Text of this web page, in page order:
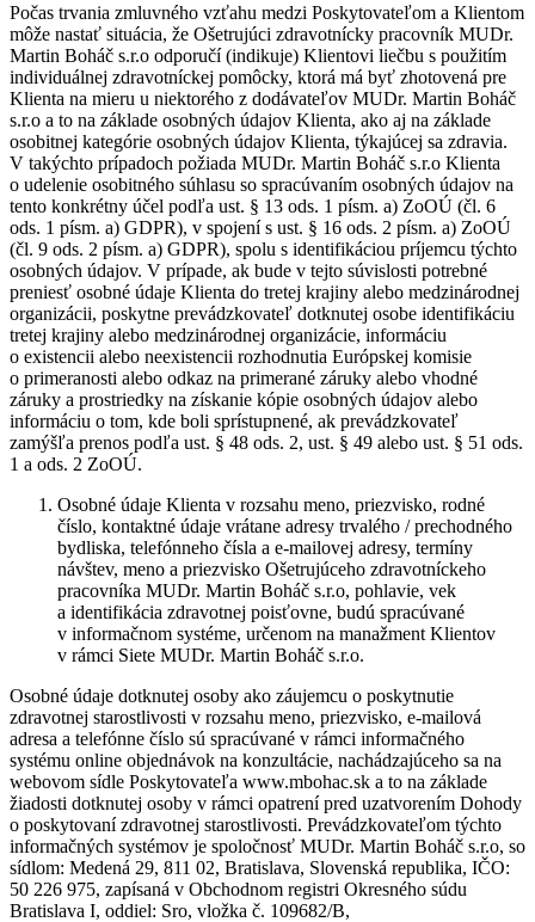
Počas trvania zmluvného vzťahu medzi Poskytovateľom a Klientom
môže nastať situácia, že Ošetrujúci zdravotnícky pracovník MUDr.
Martin Boháč s.r.o odporučí (indikuje) Klientovi liečbu s použitím
individuálnej zdravotníckej pomôcky, ktorá má byť zhotovená pre
Klienta na mieru u niektorého z dodávateľov MUDr. Martin Boháč
s.r.o a to na základe osobných údajov Klienta, ako aj na základe
osobitnej kategórie osobných údajov Klienta, týkajúcej sa zdravia.
V takýchto prípadoch požiada MUDr. Martin Boháč s.r.o Klienta
o udelenie osobitného súhlasu so spracúvaním osobných údajov na
tento konkrétny účel podľa ust. § 13 ods. 1 písm. a) ZoOÚ (čl. 6
ods. 1 písm. a) GDPR), v spojení s ust. § 16 ods. 2 písm. a) ZoOÚ
(čl. 9 ods. 2 písm. a) GDPR), spolu s identifikáciou príjemcu týchto
osobných údajov. V prípade, ak bude v tejto súvislosti potrebné
preniesť osobné údaje Klienta do tretej krajiny alebo medzinárodnej
organizácii, poskytne prevádzkovateľ dotknutej osobe identifikáciu
tretej krajiny alebo medzinárodnej organizácie, informáciu
o existencii alebo neexistencii rozhodnutia Európskej komisie
o primeranosti alebo odkaz na primerané záruky alebo vhodné
záruky a prostriedky na získanie kópie osobných údajov alebo
informáciu o tom, kde boli sprístupnené, ak prevádzkovateľ
zamýšľa prenos podľa ust. § 48 ods. 2, ust. § 49 alebo ust. § 51 ods.
1 a ods. 2 ZoOÚ.
Osobné údaje Klienta v rozsahu meno, priezvisko, rodné
číslo, kontaktné údaje vrátane adresy trvalého / prechodného
bydliska, telefónneho čísla a e-mailovej adresy, termíny
návštev, meno a priezvisko Ošetrujúceho zdravotníckeho
pracovníka MUDr. Martin Boháč s.r.o, pohlavie, vek
a identifikácia zdravotnej poisťovne, budú spracúvané
v informačnom systéme, určenom na manažment Klientov
v rámci Siete MUDr. Martin Boháč s.r.o.
Osobné údaje dotknutej osoby ako záujemcu o poskytnutie
zdravotnej starostlivosti v rozsahu meno, priezvisko, e-mailová
adresa a telefónne číslo sú spracúvané v rámci informačného
systému online objednávok na konzultácie, nachádzajúceho sa na
webovom sídle Poskytovateľa www.mbohac.sk a to na základe
žiadosti dotknutej osoby v rámci opatrení pred uzatvorením Dohody
o poskytovaní zdravotnej starostlivosti. Prevádzkovateľom týchto
informačných systémov je spoločnosť MUDr. Martin Boháč s.r.o, so
sídlom: Medená 29, 811 02, Bratislava, Slovenská republika, IČO:
50 226 975, zapísaná v Obchodnom registri Okresného súdu
Bratislava I, oddiel: Sro, vložka č. 109682/B,